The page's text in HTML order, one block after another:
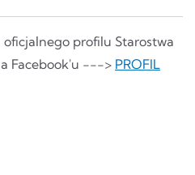
profilu Starostwa
Facebook'u ---> PROFIL